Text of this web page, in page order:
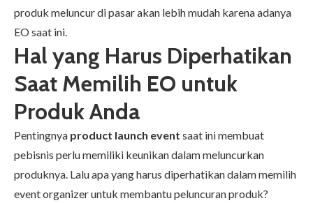
produk meluncur di pasar akan lebih mudah karena adanya
EO saat ini.
Hal yang Harus Diperhatikan
Saat Memilih EO untuk
Produk Anda
Pentingnya product launch event saat ini membuat
pebisnis perlu memiliki keunikan dalam meluncurkan
produknya. Lalu apa yang harus diperhatikan dalam memilih
event organizer untuk membantu peluncuran produk?